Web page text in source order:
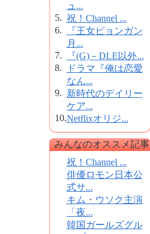
ュ...
5. 祝！Channel ...
6.
『王女ピョンガン
月...
7.
『(G)－DLE以外...
8.
ドラマ『俺は恋愛
なん...
9. 新時代のデイリー
ケア...
10.Netflixオリジ...
みんなのオススメ記事
祝！Channel ...
俳優ロモン日本公
式サ...
キム・ウソク主演
「夜...
韓国ガールズグル